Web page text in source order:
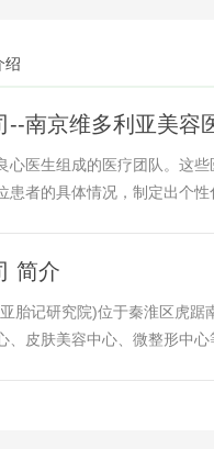
绍
南京维多利亚美容
医生组成的医疗团队。这
者的具体情况，制定出个性
简介
胎记研究院)位于秦淮区虎
皮肤美容中心、微整形中心